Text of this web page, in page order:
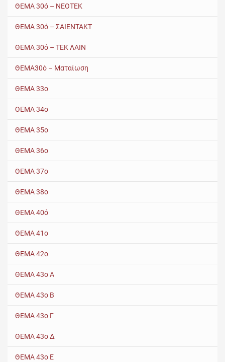
ΘΕΜΑ 30ό – ΝΕΟΤΕΚ
ΘΕΜΑ 30ό – ΣΑΙΕΝΤΑΚΤ
ΘΕΜΑ 30ό – ΤΕΚ ΛΑΙΝ
ΘΕΜΑ30ό – Ματαίωση
ΘΕΜΑ 33ο
ΘΕΜΑ 34ο
ΘΕΜΑ 35ο
ΘΕΜΑ 36ο
ΘΕΜΑ 37ο
ΘΕΜΑ 38ο
ΘΕΜΑ 40ό
ΘΕΜΑ 41ο
ΘΕΜΑ 42ο
ΘΕΜΑ 43ο Α
ΘΕΜΑ 43ο Β
ΘΕΜΑ 43ο Γ
ΘΕΜΑ 43ο Δ
ΘΕΜΑ 43ο Ε